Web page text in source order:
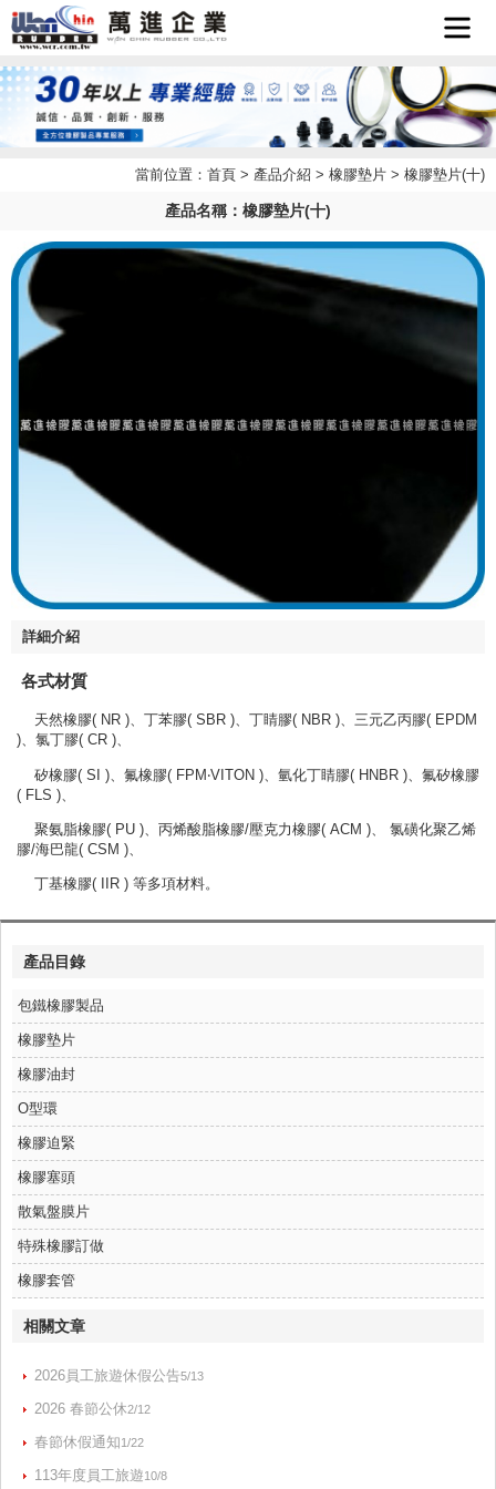
首頁
企業簡
介
最新消
息
產品介
檔案下
當前位置： 首頁 > 產品介紹 > 橡膠墊片 > 橡膠墊片(十)
產品名稱：橡膠墊片(十)
詳細介紹
各式材質
天然橡膠( NR )、丁苯膠( SBR )、丁睛膠( NBR )、三元乙丙膠( EPDM
)、氯丁膠( CR )、
矽橡膠( SI )、氟橡膠( FPM‧VITON )、氫化丁睛膠( HNBR )、氟矽橡膠
( FLS )、
聚氨脂橡膠( PU )、丙烯酸脂橡膠/壓克力橡膠( ACM )、 氯磺化聚乙烯
膠/海巴龍( CSM )、
丁基橡膠( IIR ) 等多項材料。
產品目錄
包鐵橡膠製品
橡膠墊片
橡膠油封
O型環
橡膠迫緊
橡膠塞頭
散氣盤膜片
特殊橡膠訂做
橡膠套管
相關文章
2026員工旅遊休假公告5/13
2026 春節公休2/12
春節休假通知1/22
113年度員工旅遊10/8